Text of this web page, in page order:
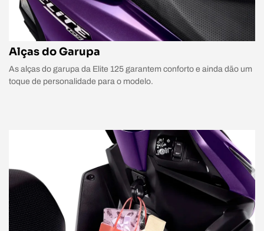
Alças do Garupa
As alças do garupa da Elite 125 garantem conforto e ainda dão um
toque de personalidade para o modelo.